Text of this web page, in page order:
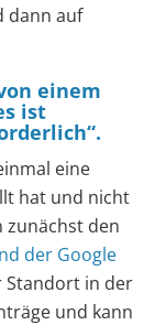
dann auf
einem
ist
eine
hat und nicht
zunächst den
der Google
Standort in der
und kann